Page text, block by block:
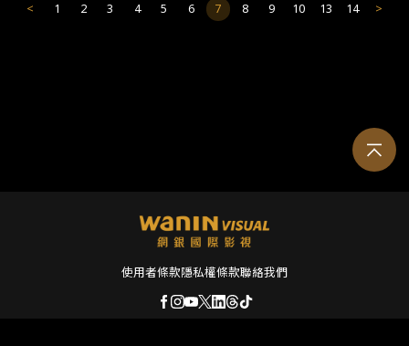
< 1 2 3 4 5 6 7 8 9 10 13 14 >
使用者條款隱私權條款聯絡我們